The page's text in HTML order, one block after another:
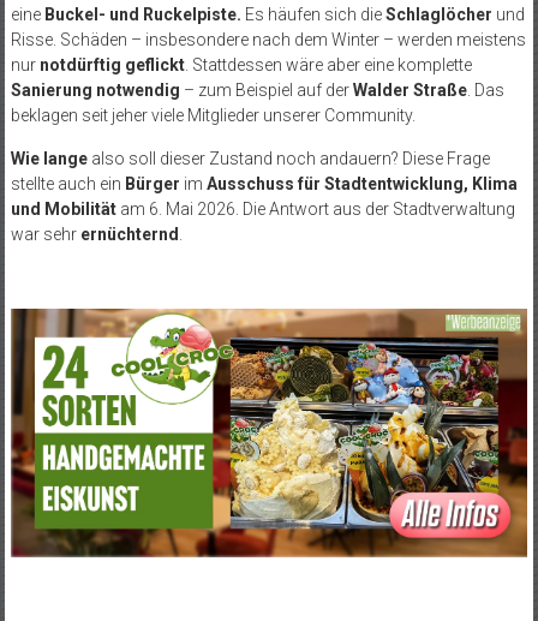
eine Buckel- und Ruckelpiste. Es häufen sich dieSchlaglöcher und
Risse. Schäden – insbesondere nach dem Winter – werden meistens
nur notdürftig geflickt. Stattdessen wäre aber eine komplette
Sanierung notwendig – zum Beispiel auf derWalder Straße. Das
beklagen seit jeher viele Mitglieder unserer Community.
Wie langealso soll dieser Zustand noch andauern? Diese Frage
stellte auch ein Bürger im Ausschuss für Stadtentwicklung, Klima
und Mobilitätam 6. Mai 2026. Die Antwort aus der Stadtverwaltung
war sehr ernüchternd